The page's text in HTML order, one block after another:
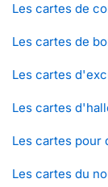
Les cartes de
Les cartes de
Les cartes
Les cartes
Les cartes pour
Les cartes du